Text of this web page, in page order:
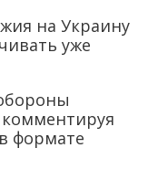
на Украину
уже
формате